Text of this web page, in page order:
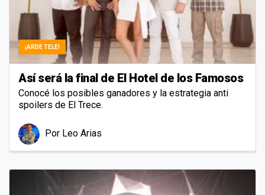
¡ARDE TELE!
Así será la final de El Hotel de los Famosos
Conocé los posibles ganadores y la estrategia anti
spoilers de El Trece.
Por Leo Arias